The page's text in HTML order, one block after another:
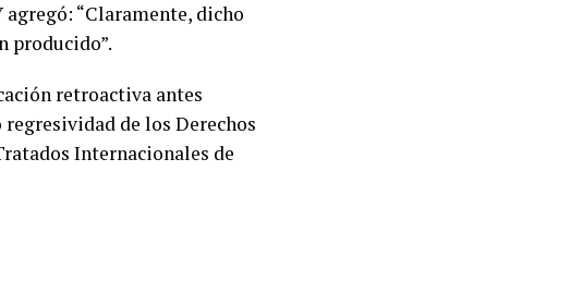
agregó: “Claramente, dicho
producido”.
retroactiva antes
de los Derechos
Internacionales de